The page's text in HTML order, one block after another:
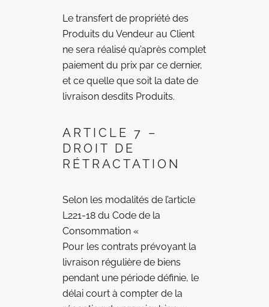
Le transfert de propriété des
Produits du Vendeur au Client
ne sera réalisé qu’après complet
paiement du prix par ce dernier,
et ce quelle que soit la date de
livraison desdits Produits.
ARTICLE 7 –
DROIT DE
RÉTRACTATION
Selon les modalités de l’article
L221-18 du Code de la
Consommation «
Pour les contrats prévoyant la
livraison régulière de biens
pendant une période définie, le
délai court à compter de la